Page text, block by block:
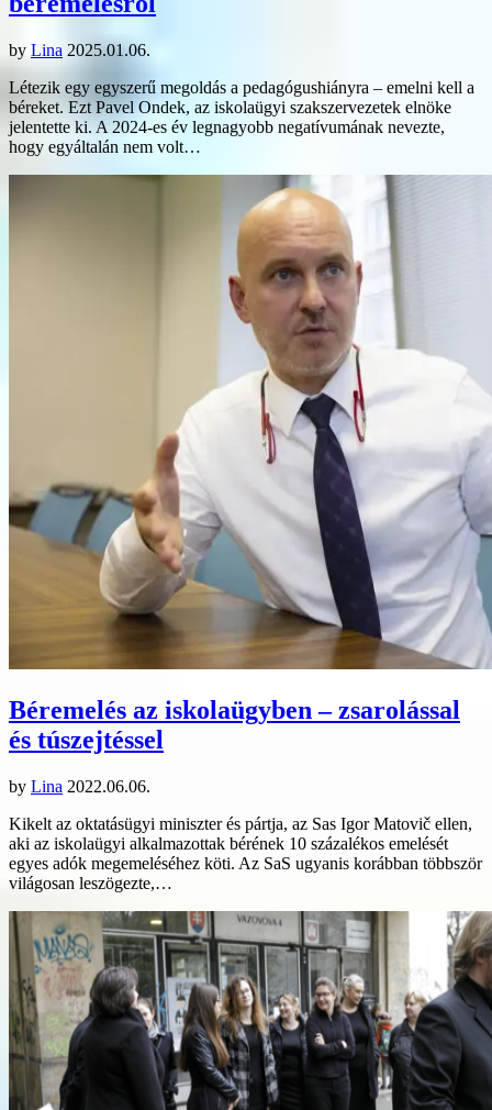
by Lina 2025.01.06.
Létezik egy egyszerű megoldás a pedagógushiányra – emelni kell a
béreket. Ezt Pavel Ondek, az iskolaügyi szakszervezetek elnöke
jelentette ki. A 2024-es év legnagyobb negatívumának nevezte,
hogy egyáltalán nem volt…
Béremelés az iskolaügyben – zsarolással
és túszejtéssel
by Lina 2022.06.06.
Kikelt az oktatásügyi miniszter és pártja, az Sas Igor Matovič ellen,
aki az iskolaügyi alkalmazottak bérének 10 százalékos emelését
egyes adók megemeléséhez köti. Az SaS ugyanis korábban többször
világosan leszögezte,…